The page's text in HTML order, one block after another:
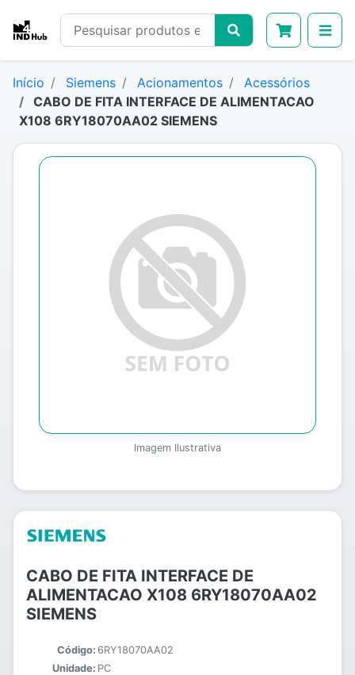
Início Siemens Acionamentos
Acessórios
CABO DE FITA INTERFACE DE ALIMENTACAO
X108 6RY18070AA02 SIEMENS
Imagem Ilustrativa
CABO DE FITA INTERFACE DE
ALIMENTACAO X108 6RY18070AA02
SIEMENS
Código: 6RY18070AA02
Unidade: PC